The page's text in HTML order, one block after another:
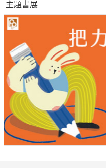
『李維維』優雅休閒style教學
明星孕婦的美麗之道
主題書展